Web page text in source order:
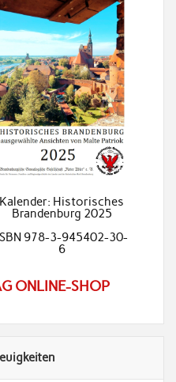
Kalender: Historisches
Brandenburg 2025
978-3-945402-30-
6
ONLINE-SHOP